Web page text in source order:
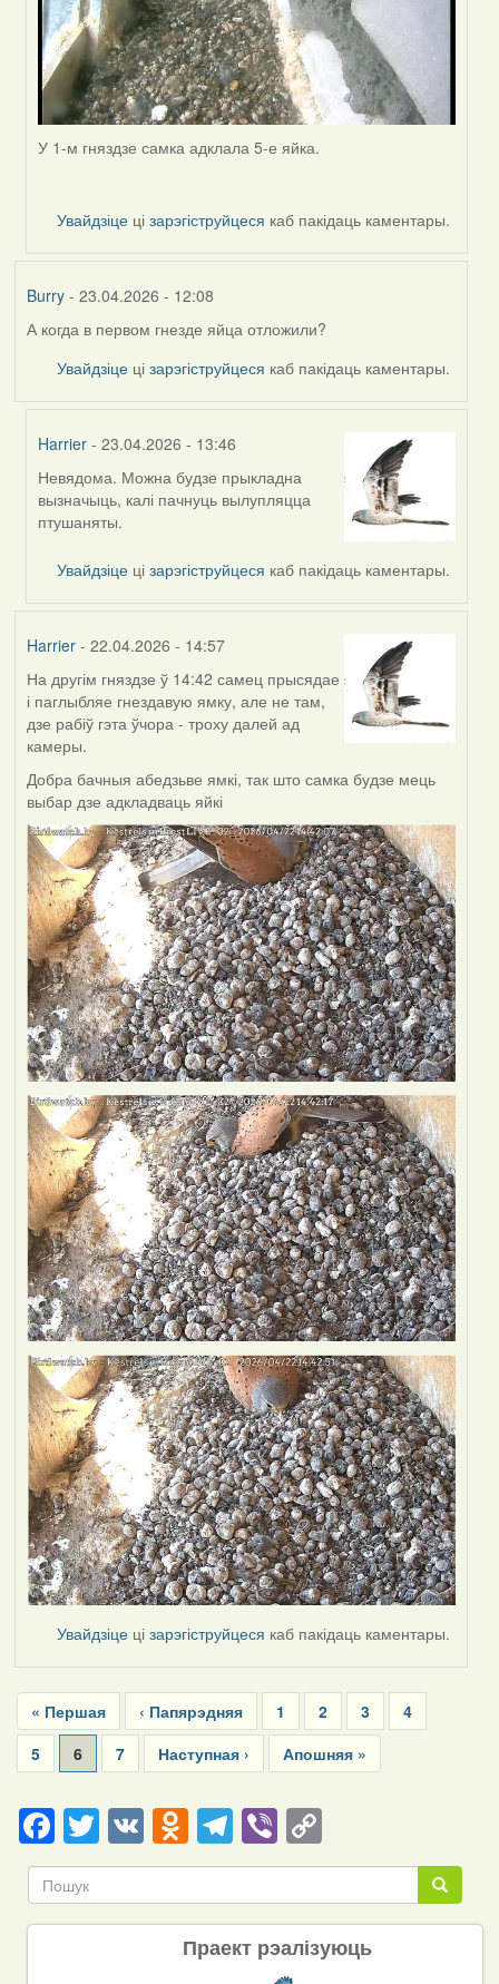
У 1-м гняздзе самка адклала 5-е яйка.
Увайдзіце цізарэгіструйцеся каб пакідаць каментары.
Burry- 23.04.2026 - 12:08
А когда в первом гнезде яйца отложили?
Увайдзіце цізарэгіструйцеся каб пакідаць каментары.
Harrier - 23.04.2026 - 13:46
In
reply
to
Burry
Невядома. Можна будзе прыкладна
вызначыць, калі пачнуць вылупляцца
птушаняты.
Увайдзіце цізарэгіструйцеся каб пакідаць каментары.
Harrier- 22.04.2026 - 14:57
На другім гняздзе ў 14:42 самец прысядае
і паглыбляе гнездавую ямку, але не там,
дзе рабіў гэта ўчора - троху далей ад
камеры.
Добра бачныя абедзьве ямкі, так што самка будзе мець
выбар дзе адкладваць яйкі
Увайдзіце цізарэгіструйцеся каб пакідаць каментары.
Pagination
First
page
« Першая
Previous
page
‹ Папярэдняя Page
1 Page
2 Page
3 Page
4
Page
5
Current
page
6 Page
7
Next
page
Наступная ›
Last
page
Апошняя »
Facebook
Twitter
VKOdnoklassniki
Telegram
ViberCopy
Link Пошук
Пошук
Праект рэалізуюць